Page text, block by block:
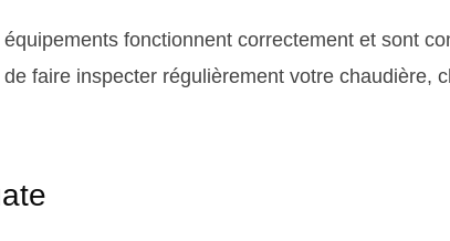
fonctionnent correctement et sont
faire inspecter régulièrement votre chaudière,